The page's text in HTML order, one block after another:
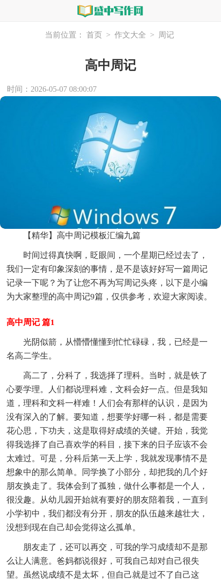
当前位置： 首页 > 作文大全 > 周记
高中周记
时间：2026-05-07 08:00:07
【精华】高中周记模板汇编九篇
时间过得真快啊，眨眼间，一个星期已经过去了，
我们一定有印象深刻的事情，是不是该好好写一篇周记
记录一下呢？为了让您不再为写周记头疼，以下是小编
为大家整理的高中周记9篇，仅供参考，欢迎大家阅读。
高中周记 篇1
光阴似箭，从懵懵懂懂到忙忙碌碌，我，已经是一
名高二学生。
高二了，分科了，我选择了理科。当时，就是铁了
心要学理。人们都说理科难，文科会好一点。但是我知
道，理科和文科一样难！人们会有那样的认识，是因为
没有深入的了解。要知道，想要学好哪一科，都是需要
花心思，下功夫，这是取得好成绩的关键。开始，我觉
得我选择了自己喜欢学的科目，接下来的日子应该不会
太难过。可是，分科后第一天上学，我就发现事情不是
想象中的那么简单。同学换了小部分，却把我的几个好
朋友换走了。我体会到了孤独，做什么事都是一个人，
很没趣。从幼儿园开始就有要好的朋友陪着我，一直到
小学初中，我们都没有分开，朋友的队伍越来越壮大，
没想到现在自己却会觉得这么孤单。
朋友走了，还可以再交，可我的学习成绩却不是那
么让人满意。爸妈都说很好，可我自己却对自己很失
望。虽然说成绩不是太坏，但自己就是过不了自己这